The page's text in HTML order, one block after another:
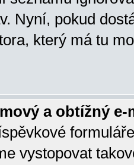
Nyní, pokud
který má tu
a obtížný
vystopovat